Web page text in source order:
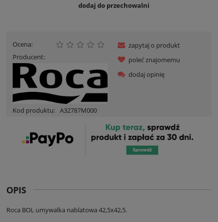
dodaj do przechowalni
Ocena:
Producent:
Kod produktu: A32787M000
zapytaj o produkt
poleć znajomemu
dodaj opinię
OPIS
Roca BOL umywalka nablatowa 42,5x42,5.